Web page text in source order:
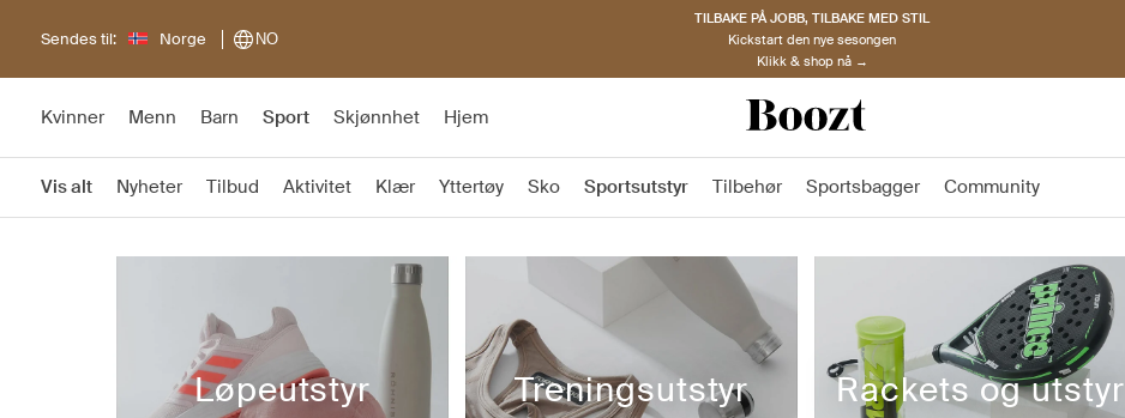
Sendes til: Norge NO
TILBAKE PÅ JOBB, TILBAKE MED STIL
Kickstart den nye sesongen
Klikk & shop nå →
Kvinner Menn Barn Sport Skjønnhet Hjem
Vis alt Nyheter Tilbud Aktivitet Klær Yttertøy Sko Sportsutstyr Tilbehør Sportsbagger Community
Løpeutstyr Treningsutstyr Rackets og utstyr